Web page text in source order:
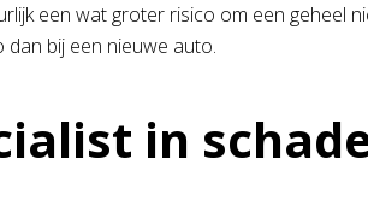
een wat groter risico om een geheel
dan bij een nieuwe auto.
in